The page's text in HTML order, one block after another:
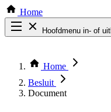
Home
Hoofdmenu in- of
Thema COVID-19
Bekijk per
Home
Besluit
Document